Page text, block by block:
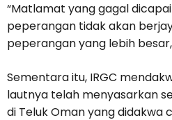
“Matlamat yang gagal
peperangan tidak akan
peperangan yang lebih
Sementara itu, IRGC
lautnya telah menyasarkan
di Teluk Oman yang didakwa